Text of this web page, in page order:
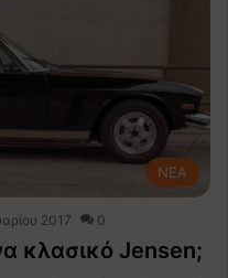
NEA
2017 0
κλασικό Jensen;